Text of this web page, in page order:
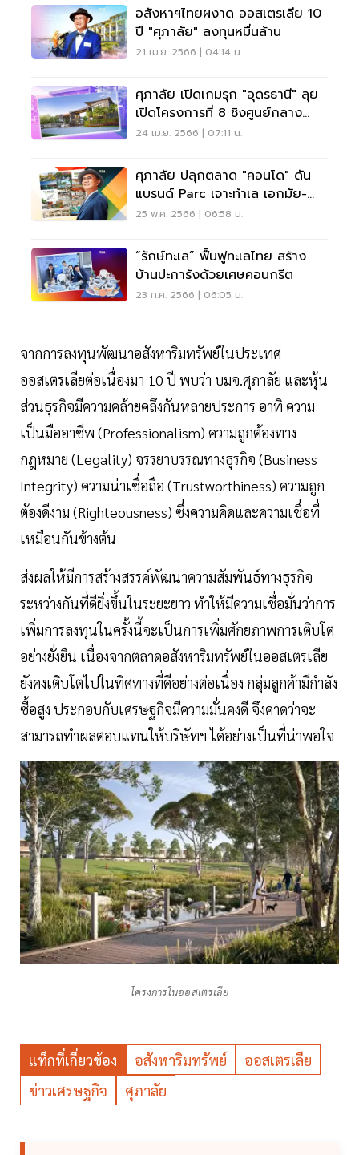
อสังหาฯไทยผงาด ออสเตรเลีย 10
ปี "ศุภาลัย" ลงทุนหมื่นล้าน
21 เม.ย. 2566 | 04:14 น.
ศุภาลัย เปิดเกมรุก "อุดรธานี" ลุย
เปิดโครงการที่ 8 ชิงศูนย์กลาง
อีสานตอนบน
24 เม.ย. 2566 | 07:11 น.
ศุภาลัย ปลุกตลาด "คอนโด" ดัน
แบรนด์ Parc เจาะทำเล เอกมัย-
พัฒนาการ
25 พ.ค. 2566 | 06:58 น.
“รักษ์ทะเล” ฟื้นฟูทะเลไทย สร้าง
บ้านปะการังด้วยเศษคอนกรีต
23 ก.ค. 2566 | 06:05 น.
จากการลงทุนพัฒนาอสังหาริมทรัพย์ในประเทศ
ออสเตรเลียต่อเนื่องมา 10 ปี พบว่า บมจ.ศุภาลัย และหุ้น
ส่วนธุรกิจมีความคล้ายคลึงกันหลายประการ อาทิ ความ
เป็นมืออาชีพ (Professionalism) ความถูกต้องทาง
กฎหมาย (Legality) จรรยาบรรณทางธุรกิจ (Business
Integrity) ความน่าเชื่อถือ (Trustworthiness) ความถูก
ต้องดีงาม (Righteousness) ซึ่งความคิดและความเชื่อที่
เหมือนกันข้างต้น
ส่งผลให้มีการสร้างสรรค์พัฒนาความสัมพันธ์ทางธุรกิจ
ระหว่างกันที่ดียิ่งขึ้นในระยะยาว ทำให้มีความเชื่อมั่นว่าการ
เพิ่มการลงทุนในครั้งนี้จะเป็นการเพิ่มศักยภาพการเติบโต
อย่างยั่งยืน เนื่องจากตลาดอสังหาริมทรัพย์ในออสเตรเลีย
ยังคงเติบโตไปในทิศทางที่ดีอย่างต่อเนื่อง กลุ่มลูกค้ามีกำลัง
ซื้อสูง ประกอบกับเศรษฐกิจมีความมั่นคงดี จึงคาดว่าจะ
สามารถทำผลตอบแทนให้บริษัทฯ ได้อย่างเป็นที่น่าพอใจ
โครงการในออสเตรเลีย
แท็กที่เกี่ยวข้อง อสังหาริมทรัพย์
ออสเตรเลีย
ข่าวเศรษฐกิจ
ศุภาลัย